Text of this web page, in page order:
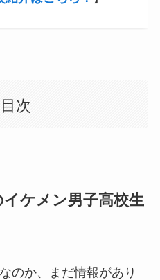
目次
ケメン男子高校生
のか、まだ情報があり